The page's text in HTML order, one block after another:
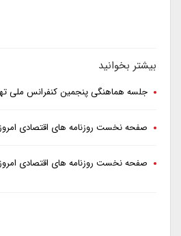
بیشتر بخوانید
جلسه هماهنگی پنجمین کنفرانس ملی
صفحه نخست روزنامه های اقتصادی امروز دوشنبه
صفحه نخست روزنامه های اقتصادی امروز دوشنبه